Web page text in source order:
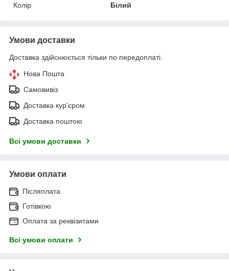
Колір
Білий
Умови доставки
Доставка здійснюється тільки по передоплаті.
Нова Пошта
Самовивіз
Доставка кур'єром
Доставка поштою
Всі умови доставки
Умови оплати
Післяплата
Готівкою
Оплата за реквізитами
Всі умови оплати